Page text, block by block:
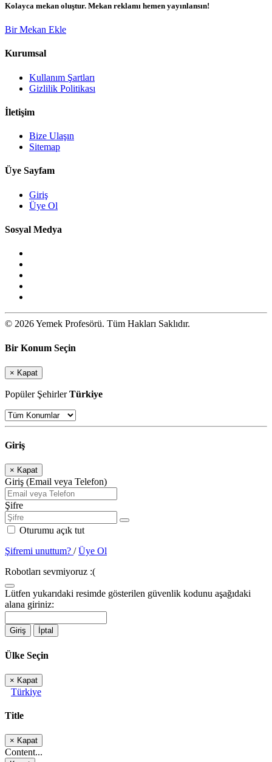
Kolayca mekan oluştur. Mekan reklamı hemen yayınlansın!
Bir Mekan Ekle
Kurumsal
Kullanım Şartları
Gizlilik Politikası
İletişim
Bize Ulaşın
Sitemap
Üye Sayfam
Giriş
Üye Ol
Sosyal Medya
© 2026 Yemek Profesörü. Tüm Hakları Saklıdır.
Bir Konum Seçin
× Kapat
Popüler ŞehirlerTürkiye
Giriş
× Kapat
Giriş (Email veya Telefon)
Şifre
Oturumu açık tut
Şifremi unuttum? /Üye Ol
Robotları sevmiyoruz :(
Lütfen yukarıdaki resimde gösterilen güvenlik kodunu aşağıdaki
alana giriniz:
Giriş İptal
Ülke Seçin
× Kapat
Türkiye
Title
× Kapat
Content...